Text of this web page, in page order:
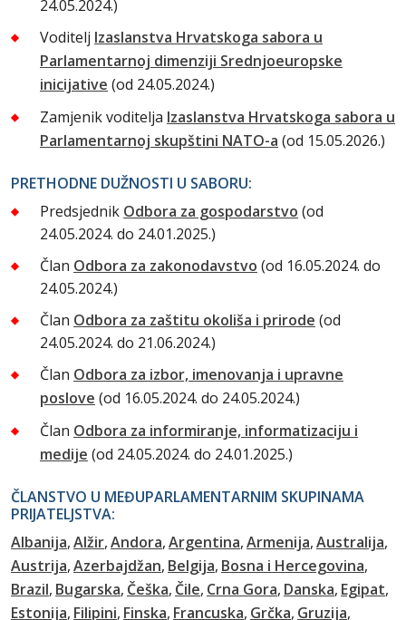
24.05.2024.)
Voditelj Izaslanstva Hrvatskoga sabora u
Parlamentarnoj dimenziji Srednjoeuropske
inicijative (od 24.05.2024.)
Zamjenik voditelja Izaslanstva Hrvatskoga sabora u
Parlamentarnoj skupštini NATO-a (od 15.05.2026.)
PRETHODNE DUŽNOSTI U SABORU:
Predsjednik Odbora za gospodarstvo (od
24.05.2024. do 24.01.2025.)
Član Odbora za zakonodavstvo (od 16.05.2024. do
24.05.2024.)
Član Odbora za zaštitu okoliša i prirode (od
24.05.2024. do 21.06.2024.)
Član Odbora za izbor, imenovanja i upravne
poslove (od 16.05.2024. do 24.05.2024.)
Član Odbora za informiranje, informatizaciju i
medije (od 24.05.2024. do 24.01.2025.)
ČLANSTVO U MEĐUPARLAMENTARNIM SKUPINAMA
PRIJATELJSTVA:
Albanija Alžir Andora Argentina Armenija Australija
Austrija Azerbajdžan Belgija Bosna i Hercegovina
Brazil Bugarska Češka Čile Crna Gora Danska Egipat
Estonija Filipini Finska Francuska Grčka Gruzija